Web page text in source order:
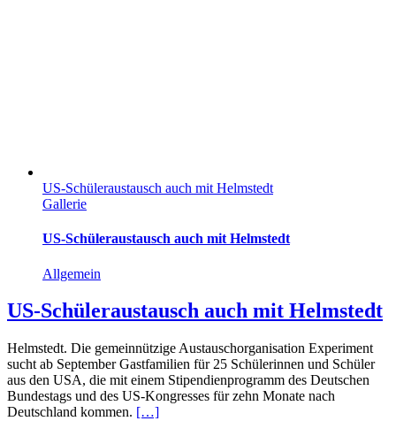
US-Schüleraustausch auch mit Helmstedt
Gallerie
US-Schüleraustausch auch mit Helmstedt
Allgemein
US-Schüleraustausch auch mit Helmstedt
Helmstedt. Die gemeinnützige Austauschorganisation Experiment
sucht ab September Gastfamilien für 25 Schülerinnen und Schüler
aus den USA, die mit einem Stipendienprogramm des Deutschen
Bundestags und des US-Kongresses für zehn Monate nach
Deutschland kommen. […]